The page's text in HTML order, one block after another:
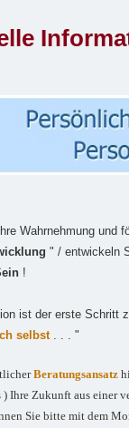
Wahrnehmung und
" / entwickeln
!
ist der erste Schritt
selbst . . . "
Beratungsansatz
) Ihre Zukunft aus einer
Sie bitte mit dem